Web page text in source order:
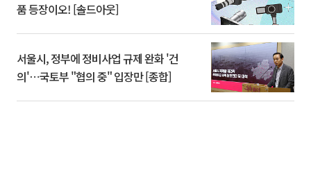
품 등장이오! [솔드아웃]
서울시, 정부에 정비사업 규제 완화 '건
의'⋯국토부 "협의 중" 입장만 [종합]